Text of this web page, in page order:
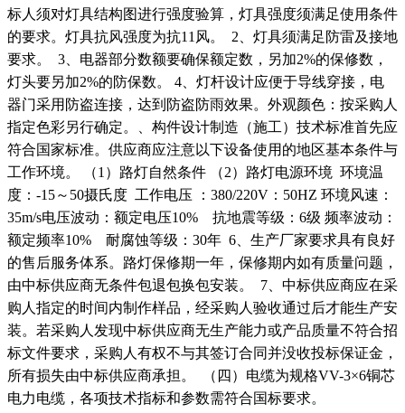
标人须对灯具结构图进行强度验算，灯具强度须满足使用条件
的要求。灯具抗风强度为抗11风。 2、灯具须满足防雷及接地
要求。 3、电器部分数额要确保额定数，另加2%的保修数，
灯头要另加2%的防保数。 4、灯杆设计应便于导线穿接，电
器门采用防盗连接，达到防盗防雨效果。外观颜色：按采购人
指定色彩另行确定。、构件设计制造（施工）技术标准首先应
符合国家标准。供应商应注意以下设备使用的地区基本条件与
工作环境。 （1）路灯自然条件 （2）路灯电源环境 环境温
度：-15～50摄氏度 工作电压 ：380/220V：50HZ 环境风速：
35m/s电压波动：额定电压10% 抗地震等级：6级 频率波动：
额定频率10% 耐腐蚀等级：30年 6、生产厂家要求具有良好
的售后服务体系。路灯保修期一年，保修期内如有质量问题，
由中标供应商无条件包退包换包安装。 7、中标供应商应在采
购人指定的时间内制作样品，经采购人验收通过后才能生产安
装。若采购人发现中标供应商无生产能力或产品质量不符合招
标文件要求，采购人有权不与其签订合同并没收投标保证金，
所有损失由中标供应商承担。 （四）电缆为规格VV-3×6铜芯
电力电缆，各项技术指标和参数需符合国标要求。